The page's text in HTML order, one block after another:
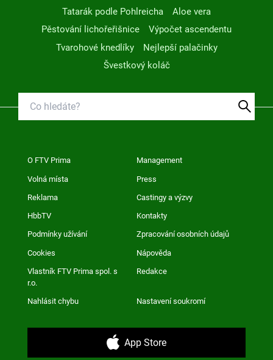
Tatarák podle Pohlreicha
Aloe vera
Pěstování lichořeřišnice
Výpočet ascendentu
Tvarohové knedlíky
Nejlepší palačinky
Švestkový koláč
O FTV Prima Management
Volná místa Press
Reklama Castingy a výzvy
HbbTV Kontakty
Podmínky užívání Zpracování osobních údajů
Cookies Nápověda
Vlastník FTV Prima spol. s
r.o.
Redakce
Nahlásit chybu Nastavení soukromí
App Store